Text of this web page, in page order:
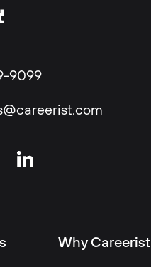
9099
Why Careerist